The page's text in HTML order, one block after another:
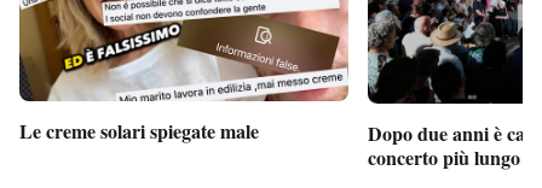
Le creme solari spiegate male
Dopo due anni è
concerto più lungo